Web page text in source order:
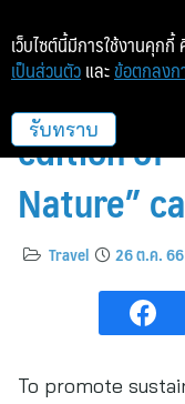
TAT
edition of
Nature”
Travel 26 ต.ค.
To promote
เว็บไซต์นี้มีการใช้งานคุกกี้
เป็นส่วนตัว และ ข้อตกลงก
รับทราบ